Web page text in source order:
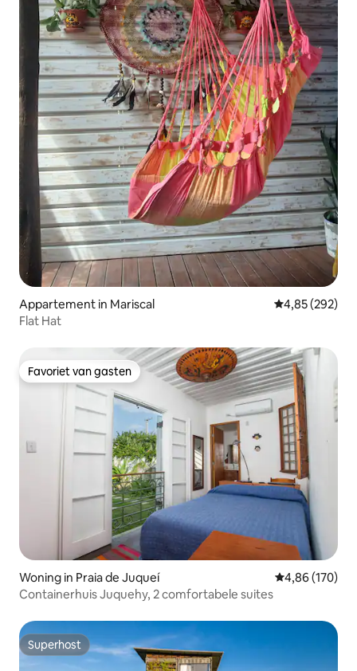
Appartement in Mariscal Gemiddelde
4,85 (292)
Flat Hat
Favoriet van gasten
Favoriet van gasten
Woning in Praia de Juqueí Gemiddelde
4,86 (170)
Containerhuis Juquehy, 2 comfortabele suites
Superhost
Superhost